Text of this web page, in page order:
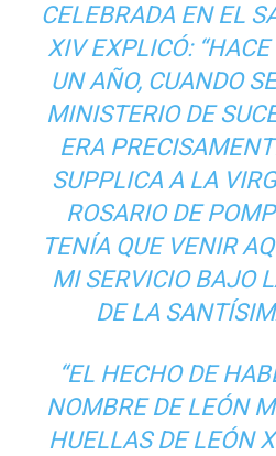
CELEBRADA EN EL
XIV EXPLICÓ:
UN AÑO, CUANDO
MINISTERIO DE
ERA
SUPPLICA A LA
ROSARIO DE
TENÍA QUE VENIR
MI SERVICIO BAJO
DE LA
“EL HECHO DE
NOMBRE DE LEÓN
HUELLAS DE LEÓN